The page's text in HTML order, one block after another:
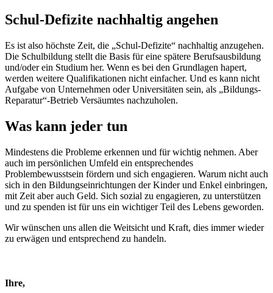
Schul-Defizite nachhaltig angehen
Es ist also höchste Zeit, die „Schul-Defizite“ nachhaltig anzugehen.
Die Schulbildung stellt die Basis für eine spätere Berufsausbildung
und/oder ein Studium her. Wenn es bei den Grundlagen hapert,
werden weitere Qualifikationen nicht einfacher. Und es kann nicht
Aufgabe von Unternehmen oder Universitäten sein, als „Bildungs-
Reparatur“-Betrieb Versäumtes nachzuholen.
Was kann jeder tun
Mindestens die Probleme erkennen und für wichtig nehmen. Aber
auch im persönlichen Umfeld ein entsprechendes
Problembewusstsein fördern und sich engagieren. Warum nicht auch
sich in den Bildungseinrichtungen der Kinder und Enkel einbringen,
mit Zeit aber auch Geld. Sich sozial zu engagieren, zu unterstützen
und zu spenden ist für uns ein wichtiger Teil des Lebens geworden.
Wir wünschen uns allen die Weitsicht und Kraft, dies immer wieder
zu erwägen und entsprechend zu handeln.
Ihre,